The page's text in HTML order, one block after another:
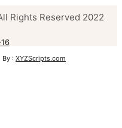
Rights Reserved 2022
By : XYZScripts.com